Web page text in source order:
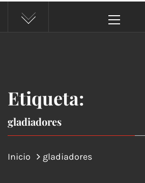
principal
Etiqueta:
gladiadores
Inicio gladiadores